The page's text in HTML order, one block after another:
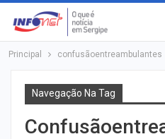
Principal confusãoentreambulantes
Navegação Na Tag